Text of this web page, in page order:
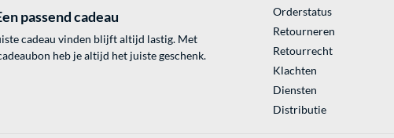
passend cadeau
cadeau vinden blijft altijd lastig. Met
heb je altijd het juiste geschenk.
Orderstatus
Retourneren
Retourrecht
Klachten
Diensten
Distributie